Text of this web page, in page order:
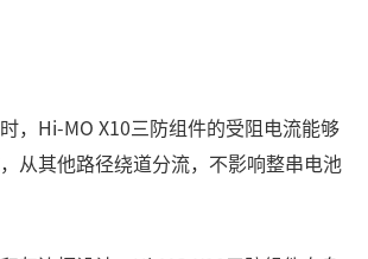
，Hi-MO X10三防组件的受阻电流能够
从其他路径绕道分流，不影响整串电池